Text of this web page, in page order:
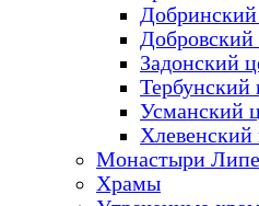
Добровский
Задонский
Тербунский
Усманский
Хлевенский
Монастыри
Храмы